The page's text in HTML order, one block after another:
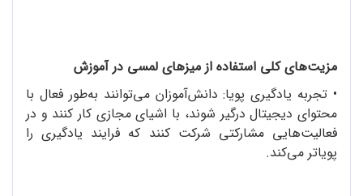
مزیت‌های کلی استفاده از میزهای لمسی در آموزش
• تجربه یادگیری پویا: دانش‌آموزان می‌توانند به‌طور فعال با
محتوای دیجیتال درگیر شوند، با اشیای مجازی کار کنند و در
فعالیت‌هایی مشارکتی شرکت کنند که فرایند یادگیری را
پویاتر می‌کند.